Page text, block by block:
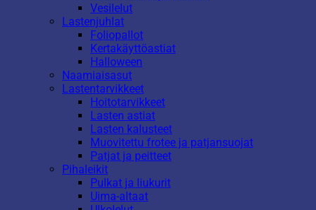
Vesilelut
Lastenjuhlat
Foliopallot
Kertakäyttöastiat
Halloween
Naamiaisasut
Lastentarvikkeet
Hoitotarvikkeet
Lasten astiat
Lasten kalusteet
Muovitettu frotee ja patjansuojat
Patjat ja peitteet
Pihaleikit
Pulkat ja liukurit
Uima-altaat